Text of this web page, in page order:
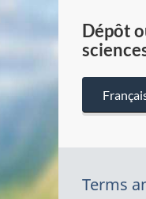
Dépôt
Terms